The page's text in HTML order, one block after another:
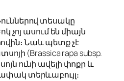
տեսակը
չոյ ասում են միայն
Նաև պետք չէ
(Brassica rapa subsp.
ունի ավելի փոքր և
տերևաբույլ։